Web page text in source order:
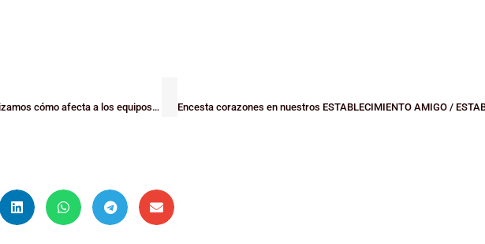
La FEB da por finalizadas sus competiciones y analizamos cómo afecta a los equipos bizkainos